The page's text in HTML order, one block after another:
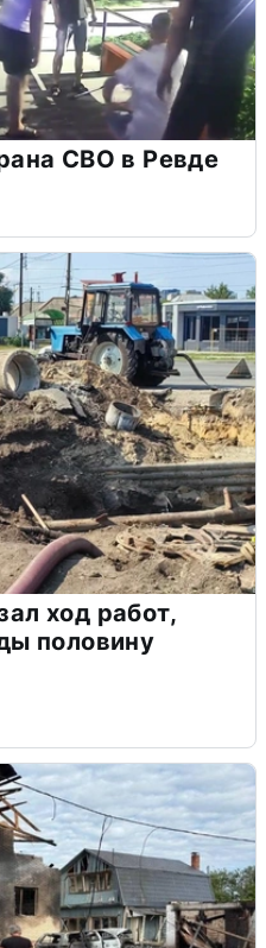
СВО в Ревде
ход работ,
половину